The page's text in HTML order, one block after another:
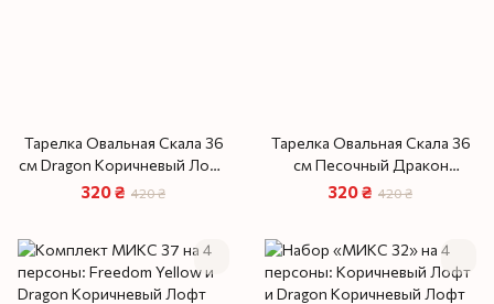
Тарелка Овальная Скала 36
см Dragon Коричневый Лофт
Уценка‼️
320 ₴ 420 ₴
Тарелка Овальная Скала 36
см Песочный Дракон
Уценка‼️
320 ₴ 420 ₴